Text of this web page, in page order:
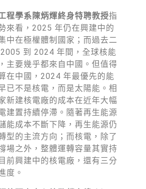
程學系陳炳煇終身特聘教授指
來看，2025 年仍在興建中的
中在極權體制國家；而過去二
到 2024 年間，全球核能
主要幾乎都來自中國。但值得
在中國，2024 年最優先的能
已不是核電，而是太陽能。相
新建核電廠的成本在近年大幅
建置持續停滯。隨著再生能源
能成本不斷下降，再生能源仍
型的主流方向；而核電，除了
場之外，整體運轉容量其實持
前興建中的核電廠，還有三分
度。